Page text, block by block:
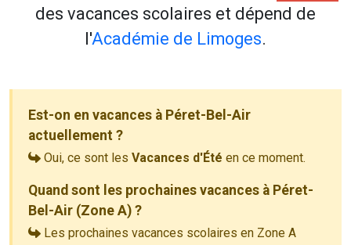
des vacances scolaires et dépend de
l'Académie de Limoges.
Est-on en vacances à Péret-Bel-Air
actuellement ?
Oui, ce sont les Vacances d'Été en ce moment.
Quand sont les prochaines vacances à Péret-
Bel-Air (Zone A) ?
Les prochaines vacances scolaires en Zone A